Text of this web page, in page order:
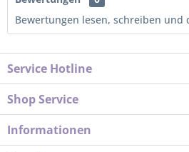
Bewertungen lesen, schreiben und
Service Hotline
Shop Service
Informationen